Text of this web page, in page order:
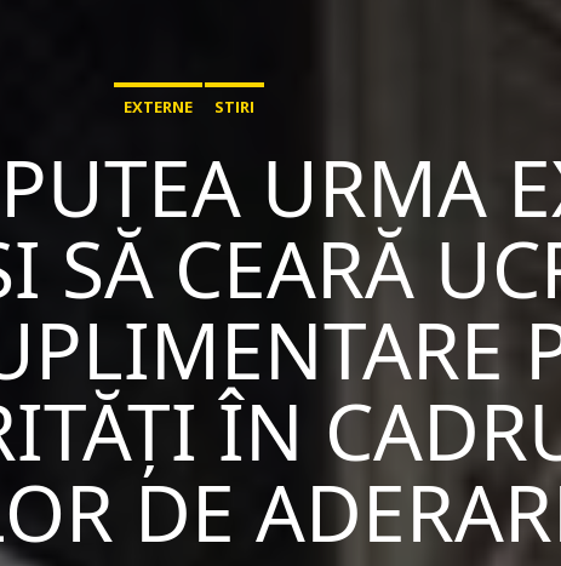
EXTERNE STIRI
URMA
SĂ CEARĂ
ÎN
DE